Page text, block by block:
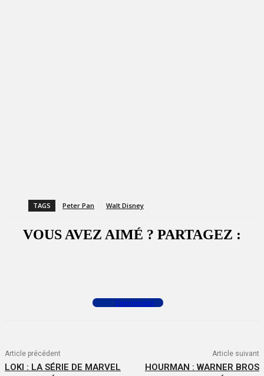
TAGS Peter Pan Walt Disney
VOUS AVEZ AIMÉ ? PARTAGEZ :
Commenter
Article précédent
LOKI : LA SÉRIE DE MARVEL
Article suivant
HOURMAN : WARNER BROS